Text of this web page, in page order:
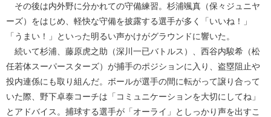
その後は内外野に分かれての守備練習。杉浦颯真（保々ジュニヤ
ーズ）をはじめ、軽快な守備を披露する選手が多く「いいね！」
「うまい！」といった明るい声かけがグラウンドに響いた。
続いて杉浦、藤原虎之助（深川一已バトルス）、西谷内駿希（松
任若体スーパースターズ）が捕手のポジションに入り、盗塁阻止や
投内連係にも取り組んだ。ボールが選手の間に転がって譲り合って
いた際、野下卓泰コーチは「コミュニケーションを大切にしてね」
とアドバイス。捕球する選手が「オーライ」としっかり声を出すこ